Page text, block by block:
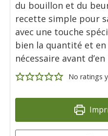
du bouillon et du
recette simple pour
avec une touche
bien la quantité et
nécessaire avant
No ratings